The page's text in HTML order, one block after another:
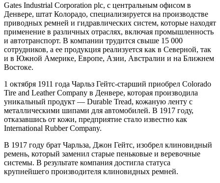
Gates Industrial Corporation plc, с центральным офисом в
Денвере, штат Колорадо, специализируется на производстве
приводных ремней и гидравлических систем, которые находят
применение в различных отраслях, включая промышленность
и автотранспорт. В компании трудится свыше 15 000
сотрудников, а ее продукция реализуется как в Северной, так
и в Южной Америке, Европе, Азии, Австралии и на Ближнем
Востоке.
1 октября 1911 года Чарльз Гейтс-старший приобрел Colorado
Tire and Leather Company в Денвере, которая производила
уникальный продукт — Durable Tread, кожаную ленту с
металлическими шипами для автомобилей. В 1917 году,
отказавшись от кожи, предприятие стало известно как
International Rubber Company.
В 1917 году брат Чарльза, Джон Гейтс, изобрел клиновидный
ремень, который заменил старые пеньковые и веревочные
системы. В результате компания достигла статуса
крупнейшего производителя клиновидных ремней.